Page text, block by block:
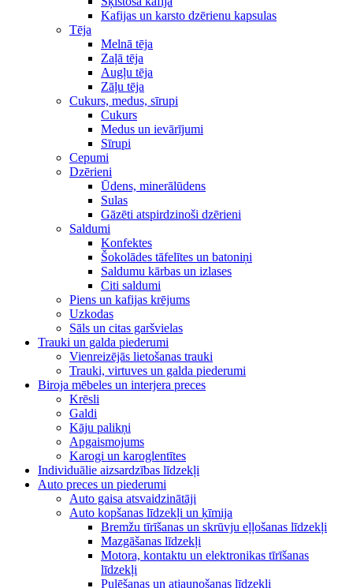
Kafijas un karsto dzērienu kapsulas
Tēja
Melnā tēja
Zaļā tēja
Augļu tēja
Zāļu tēja
Cukurs, medus, sīrupi
Cukurs
Medus un ievārījumi
Sīrupi
Cepumi
Dzērieni
Ūdens, minerālūdens
Sulas
Gāzēti atspirdzinoši dzērieni
Saldumi
Konfektes
Šokolādes tāfelītes un batoniņi
Saldumu kārbas un izlases
Citi saldumi
Piens un kafijas krējums
Uzkodas
Sāls un citas garšvielas
Trauki un galda piederumi
Vienreizējās lietošanas trauki
Trauki, virtuves un galda piederumi
Biroja mēbeles un interjera preces
Krēsli
Galdi
Kāju palikņi
Apgaismojums
Karogi un karoglentītes
Individuālie aizsardzības līdzekļi
Auto preces un piederumi
Auto gaisa atsvaidzinātāji
Auto kopšanas līdzekļi un ķīmija
Bremžu tīrīšanas un skrūvju eļļošanas līdzekļi
Mazgāšanas līdzekļi
Motora, kontaktu un elektronikas tīrīšanas
līdzekļi
Pulēšanas un atjaunošanas līdzekļi